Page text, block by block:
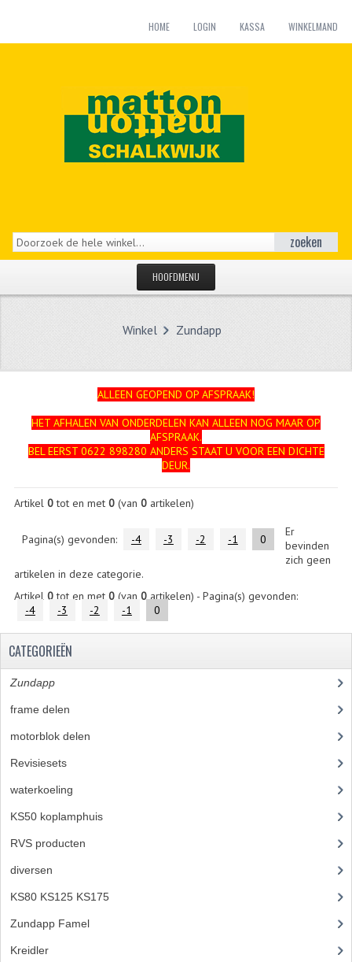
HOME LOGIN KASSA WINKELMAND
zoeken
HOOFDMENU
ZUNDAPP
ACHTERBRUG
BAGAGEDRAGERS EN VOETSTEUNEN
BANDEN
BINNENBANDEN
BINNENBANDEN 16-21"
BUITENBANDEN
BUITENBANDEN 16"
BUITENBANDEN 17"
Winkel Zundapp
ALLEEN GEOPEND OP AFSPRAAK!
HET AFHALEN VAN ONDERDELEN KAN ALLEEN NOG MAAR OP
AFSPRAAK.
BEL EERST 0622 898280 ANDERS STAAT U VOOR EEN DICHTE
DEUR.
Artikel 0tot en met 0(van 0artikelen)
Pagina(s) gevonden: -4 -3 -2 -1 0
Er
bevinden
zich geen
artikelen in deze categorie.
Artikel 0tot en met 0(van 0artikelen) - Pagina(s) gevonden:
-4
-3 -2 -1 0
CATEGORIEËN
Zundapp
frame delen
motorblok delen
Revisiesets
waterkoeling
KS50 koplamphuis
RVS producten
diversen
KS80 KS125 KS175
Zundapp Famel
Kreidler